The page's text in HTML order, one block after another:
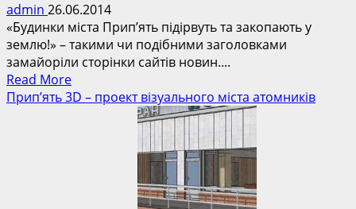
admin 26.06.2014
«Будинки міста Прип’ять підірвуть та закопають у
землю!» – такими чи подібними заголовками
замайоріли сторінки сайтів новин....
Read MoreRead
more
Прип’ять 3D – проект візуального міста атомників